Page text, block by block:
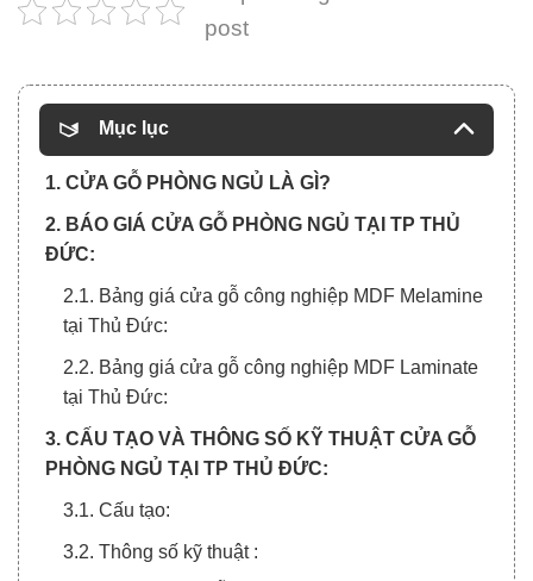
post
Mục lục
1. CỬA GỖ PHÒNG NGỦ LÀ GÌ?
2. BÁO GIÁ CỬA GỖ PHÒNG NGỦ TẠI TP THỦ
ĐỨC:
2.1. Bảng giá cửa gỗ công nghiệp MDF Melamine
tại Thủ Đức:
2.2. Bảng giá cửa gỗ công nghiệp MDF Laminate
tại Thủ Đức:
3. CẤU TẠO VÀ THÔNG SỐ KỸ THUẬT CỬA GỖ
PHÒNG NGỦ TẠI TP THỦ ĐỨC:
3.1. Cấu tạo:
3.2. Thông số kỹ thuật :